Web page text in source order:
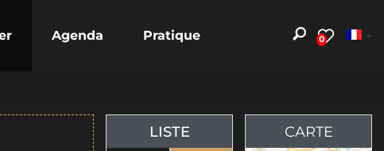
0
Agenda Pratique
LISTE CARTE